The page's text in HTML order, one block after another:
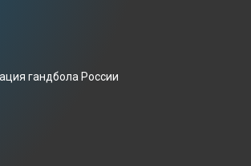
гандбола России